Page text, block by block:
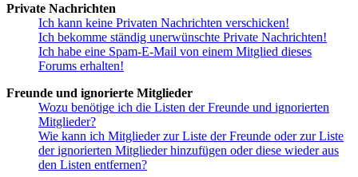
Private Nachrichten
Ich kann keine Privaten Nachrichten verschicken!
Ich bekomme ständig unerwünschte Private Nachrichten!
Ich habe eine Spam-E-Mail von einem Mitglied dieses
Forums erhalten!
Freunde und ignorierte Mitglieder
Wozu benötige ich die Listen der Freunde und ignorierten
Mitglieder?
Wie kann ich Mitglieder zur Liste der Freunde oder zur Liste
der ignorierten Mitglieder hinzufügen oder diese wieder aus
den Listen entfernen?